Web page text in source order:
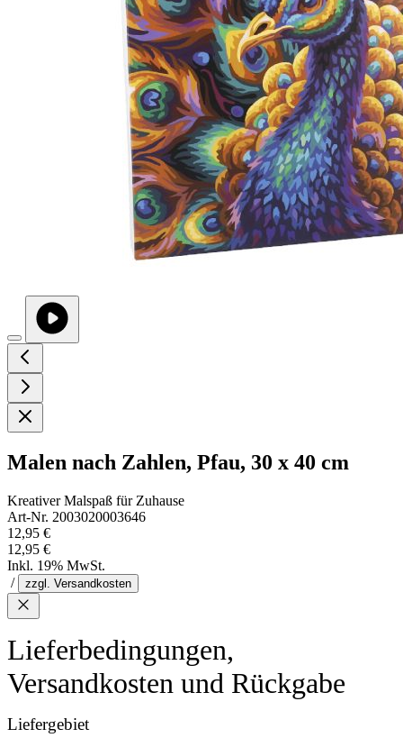
Malen nach Zahlen, Pfau, 30 x 40 cm
Kreativer Malspaß für Zuhause
Art-Nr. 2003020003646
12,95 €
12,95 €
Inkl. 19% MwSt.
/
zzgl. Versandkosten
Lieferbedingungen,
Versandkosten und Rückgabe
Liefergebiet